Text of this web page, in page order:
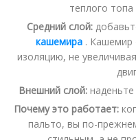
теплого
Средний слой:
кашемира . Кашемир
изоляцию, не
Внешний слой:
Почему это работает:
пальто, вы по-